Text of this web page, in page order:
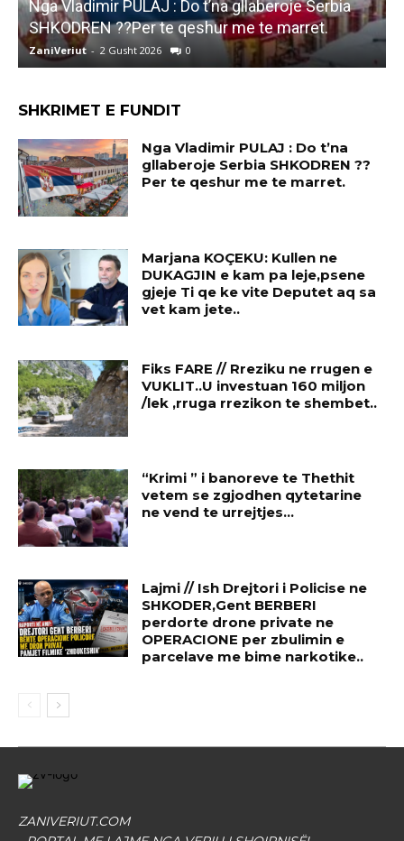
Nga Vladimir PULAJ : Do t’na gllaberoje Serbia
SHKODREN ??Per te qeshur me te marret.
ZaniVeriut - 2 Gusht 2026 0
SHKRIMET E FUNDIT
Nga Vladimir PULAJ : Do t’na
gllaberoje Serbia SHKODREN ??
Per te qeshur me te marret.
Marjana KOÇEKU: Kullen ne
DUKAGJIN e kam pa leje,psene
gjeje Ti qe ke vite Deputet aq sa
vet kam jete..
Fiks FARE // Rreziku ne rrugen e
VUKLIT..U investuan 160 miljon
/lek ,rruga rrezikon te shembet..
“Krimi ” i banoreve te Thethit
vetem se zgjodhen qytetarine
ne vend te urrejtjes…
Lajmi // Ish Drejtori i Policise ne
SHKODER,Gent BERBERI
perdorte drone private ne
OPERACIONE per zbulimin e
parcelave me bime narkotike..
ZANIVERIUT.COM